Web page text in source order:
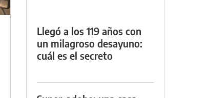
Llegó a los 119 años con
un milagroso desayuno:
cuál es el secreto